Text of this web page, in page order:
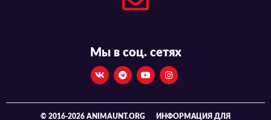
Мы в соц. сетях
© 2016-2026 ANIMAUNT.ORG ИНФОРМАЦИЯ ДЛЯ